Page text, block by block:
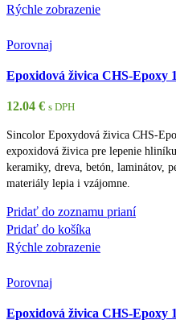
Rýchle zobrazenie
Porovnaj
Epoxidová živica CHS-Epoxy
12.04 € s DPH
Sincolor Epoxydová živica CHS-
expoxidová živica pre lepenie
keramiky, dreva, betón, laminátov,
materiály lepia i vzájomne.
Pridať do zoznamu prianí
Pridať do košíka
Rýchle zobrazenie
Porovnaj
Epoxidová živica CHS-Epoxy